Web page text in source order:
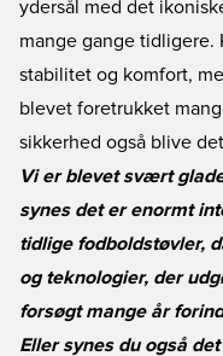
ydersål med det
mange gange tidligere.
stabilitet og komfort,
blevet foretrukket
sikkerhed også blive
Vi er blevet svært
synes det er enormt
tidlige fodboldstøvler,
og teknologier, der
forsøgt mange år
Eller synes du også